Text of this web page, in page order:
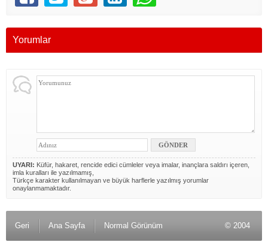
Yorumlar
UYARI: Küfür, hakaret, rencide edici cümleler veya imalar, inançlara saldırı içeren,
imla kuralları ile yazılmamış,
Türkçe karakter kullanılmayan ve büyük harflerle yazılmış yorumlar
onaylanmamaktadır.
Geri Ana Sayfa Normal Görünüm © 2004